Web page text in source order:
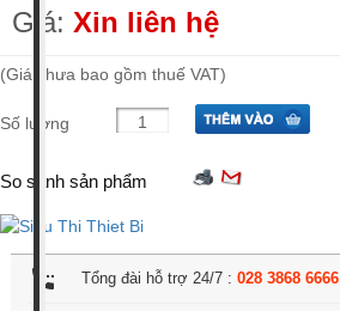
Giá: Xin liên hệ
(Giá chưa bao gồm thuế VAT)
Số lượng
So sánh sản phẩm
settings_phone Tổng đài hỗ trợ 24/7 : 028 3868 6666